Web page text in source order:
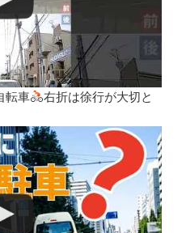
転車
右折は徐行が大切と